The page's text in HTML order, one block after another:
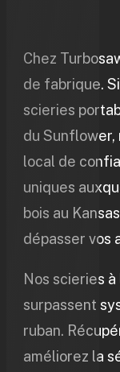
Chez
de fabrique.
scieries
du Sunflower,
local de
uniques
bois au
dépasser vos
Nos scieries
surpassent
ruban.
améliorez la